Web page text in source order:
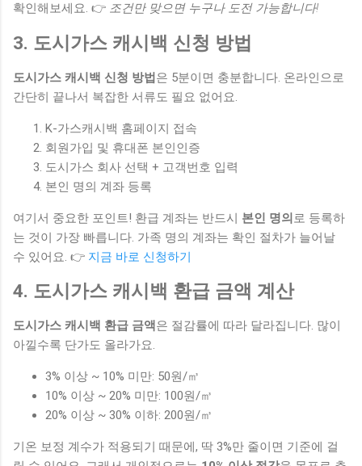
확인해보세요. 👉 조건만 맞으면 누구나 도전 가능합니다!
3. 도시가스 캐시백 신청 방법
도시가스 캐시백 신청 방법 은 5분이면 충분합니다. 온라인으로
간단히 끝나서 복잡한 서류도 필요 없어요.
K-가스캐시백 홈페이지 접속
회원가입 및 휴대폰 본인인증
도시가스 회사 선택 + 고객번호 입력
본인 명의 계좌 등록
여기서 중요한 포인트! 환급 계좌는 반드시 본인 명의 로 등록하
는 것이 가장 빠릅니다. 가족 명의 계좌는 확인 절차가 늘어날
수 있어요. 👉 지금 바로 신청하기
4. 도시가스 캐시백 환급 금액 계산
도시가스 캐시백 환급 금액 은 절감률에 따라 달라집니다. 많이
아낄수록 단가도 올라가요.
3% 이상 ~ 10% 미만: 50원/㎥
10% 이상 ~ 20% 미만: 100원/㎥
20% 이상 ~ 30% 이하: 200원/㎥
기온 보정 계수가 적용되기 때문에, 딱 3%만 줄이면 기준에 걸